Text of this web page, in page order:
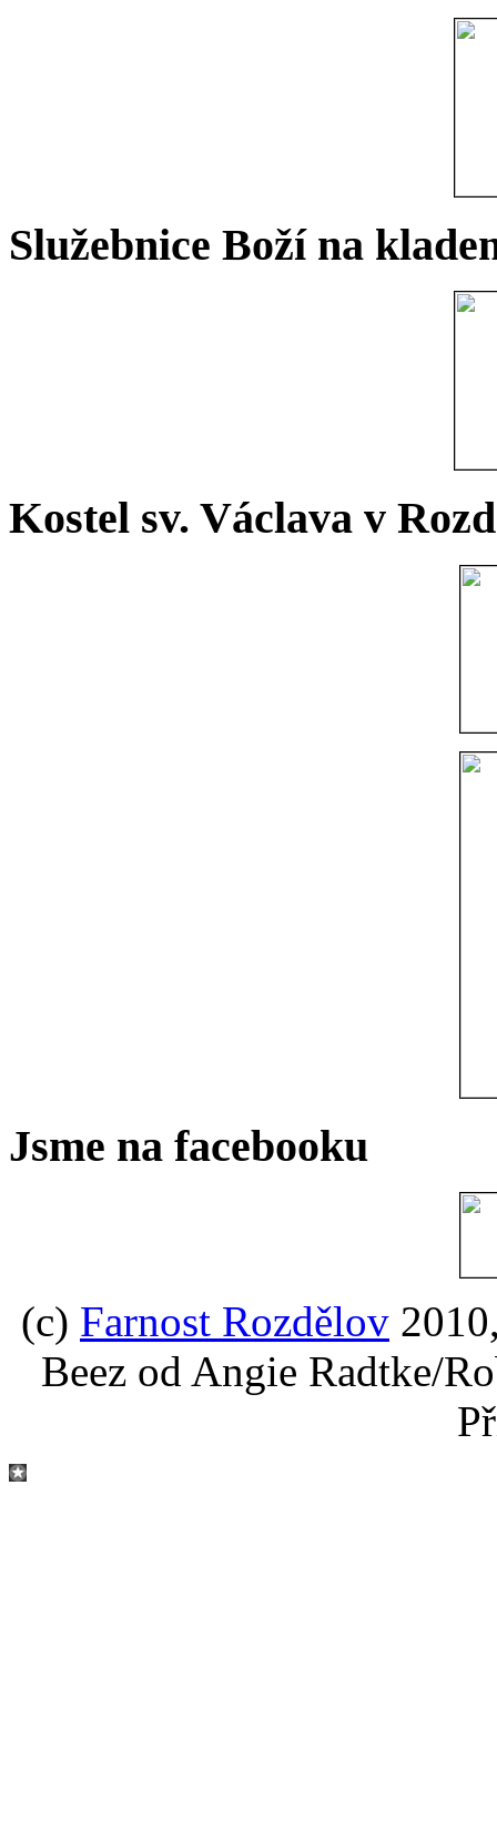
Služebnice Boží na
Kostel sv. Václava v
Jsme na facebooku
(c) Farnost Rozdělov
Beez od Angie Radtke/